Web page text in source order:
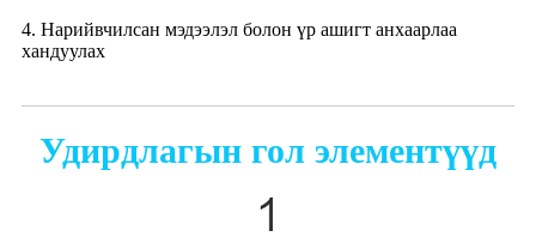
4. Нарийвчилсан мэдээлэл болон үр ашигт анхаарлаа
хандуулах
Удирдлагын гол элементүүд